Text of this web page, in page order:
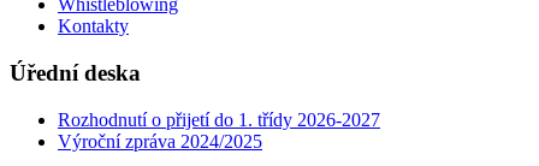
Whistleblowing
Kontakty
Úřední deska
Rozhodnutí o přijetí do 1. třídy 2026-2027
Výroční zpráva 2024/2025